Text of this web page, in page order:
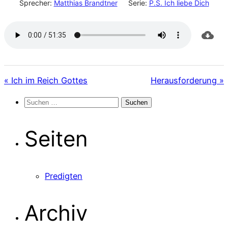
Sprecher: Matthias Brandtner Serie: P.S. Ich liebe Dich
« Ich im Reich Gottes Herausforderung »
Suchen
Seiten
Predigten
Archiv